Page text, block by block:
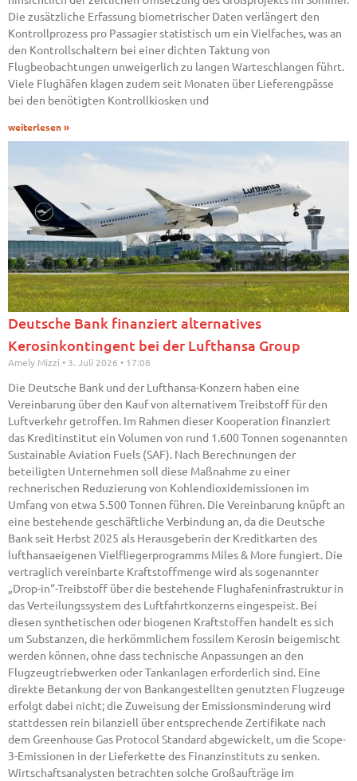
Die zusätzliche Erfassung biometrischer Daten verlängert den
Kontrollprozess pro Passagier statistisch um ein Vielfaches, was an
den Kontrollschaltern bei einer dichten Taktung von
Flugbeobachtungen unweigerlich zu langen Warteschlangen führt.
Viele Flughäfen klagen zudem seit Monaten über Lieferengpässe
bei den benötigten Kontrollkiosken und
weiterlesen »
Deutsche Bank finanziert alternatives
Kerosinkontingent bei der Lufthansa Group
Amely Mizzi 3. Juli 2026 17:08
Die Deutsche Bank und der Lufthansa-Konzern haben eine
Vereinbarung über den Kauf von alternativem Treibstoff für den
Luftverkehr getroffen. Im Rahmen dieser Kooperation finanziert
das Kreditinstitut ein Volumen von rund 1.600 Tonnen sogenannten
Sustainable Aviation Fuels (SAF). Nach Berechnungen der
beteiligten Unternehmen soll diese Maßnahme zu einer
rechnerischen Reduzierung von Kohlendioxidemissionen im
Umfang von etwa 5.500 Tonnen führen. Die Vereinbarung knüpft an
eine bestehende geschäftliche Verbindung an, da die Deutsche
Bank seit Herbst 2025 als Herausgeberin der Kreditkarten des
lufthansaeigenen Vielfliegerprogramms Miles & More fungiert. Die
vertraglich vereinbarte Kraftstoffmenge wird als sogenannter
„Drop-in“-Treibstoff über die bestehende Flughafeninfrastruktur in
das Verteilungssystem des Luftfahrtkonzerns eingespeist. Bei
diesen synthetischen oder biogenen Kraftstoffen handelt es sich
um Substanzen, die herkömmlichem fossilem Kerosin beigemischt
werden können, ohne dass technische Anpassungen an den
Flugzeugtriebwerken oder Tankanlagen erforderlich sind. Eine
direkte Betankung der von Bankangestellten genutzten Flugzeuge
erfolgt dabei nicht; die Zuweisung der Emissionsminderung wird
stattdessen rein bilanziell über entsprechende Zertifikate nach
dem Greenhouse Gas Protocol Standard abgewickelt, um die Scope-
3-Emissionen in der Lieferkette des Finanzinstituts zu senken.
Wirtschaftsanalysten betrachten solche Großaufträge im